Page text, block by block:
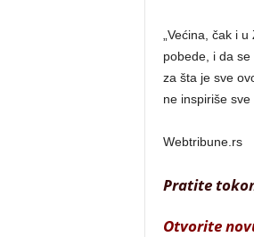
„Većina, čak i
pobede, i da
za šta je sve
ne inspiriše
Webtribune.rs
Pratite
Otvorite